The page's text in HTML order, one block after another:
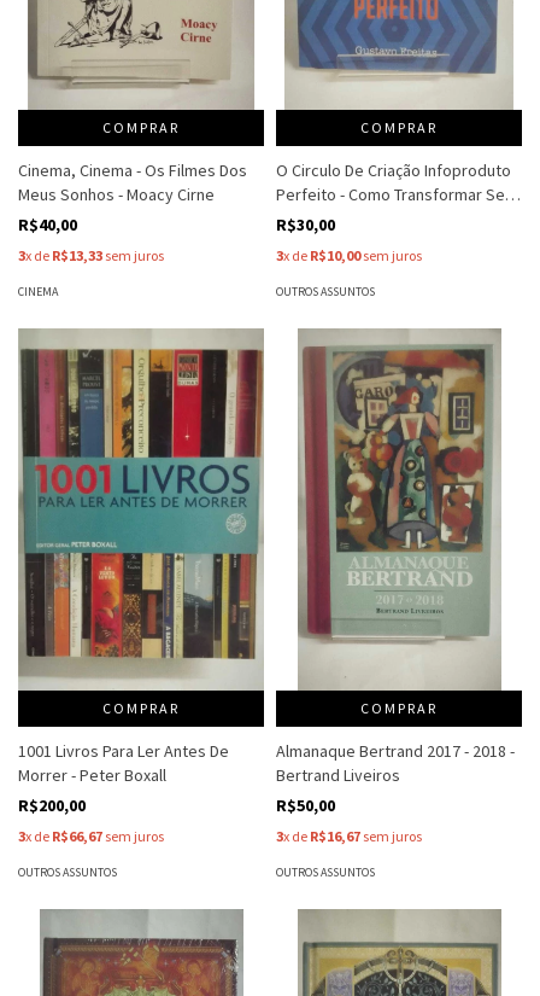
COMPRAR
Cinema, Cinema - Os Filmes Dos
Meus Sonhos - Moacy Cirne
R$40,00
3x de R$13,33 sem juros
CINEMA
COMPRAR
O Circulo De Criação Infoproduto
Perfeito - Como Transformar Seu
Conhecimento Numa Maquina De
Autografado
R$30,00
3x de R$10,00sem juros
OUTROS ASSUNTOS
COMPRAR
1001 Livros Para Ler Antes De
Morrer - Peter Boxall
R$200,00
3x de R$66,67 sem juros
OUTROS ASSUNTOS
COMPRAR
Almanaque Bertrand 2017 - 2018 -
Bertrand Liveiros
R$50,00
3x de R$16,67 sem juros
OUTROS ASSUNTOS